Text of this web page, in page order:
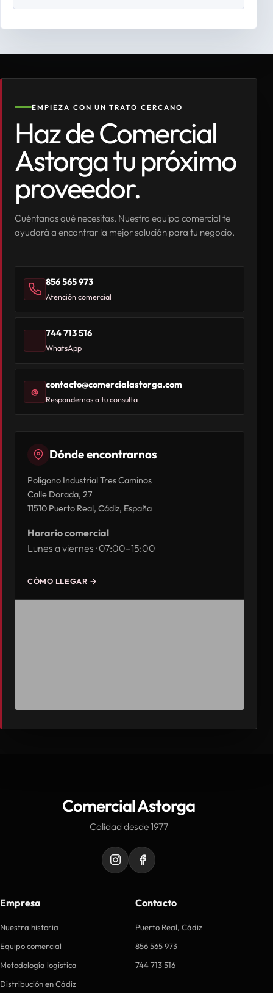
EMPIEZA CON UN TRATO CERCANO
Haz de Comercial
Astorga tu próximo
proveedor.
Cuéntanos qué necesitas. Nuestro equipo comercial te
ayudará a encontrar la mejor solución para tu negocio.
856 565 973
Atención comercial
744 713 516
WhatsApp
@
contacto@comercialastorga.com
Respondemos a tu consulta
Dónde encontrarnos
Polígono Industrial Tres Caminos
Calle Dorada, 27
11510 Puerto Real, Cádiz, España
Horario comercial
Lunes a viernes · 07:00–15:00
CÓMO LLEGAR →
Comercial Astorga
Calidad desde 1977
Empresa
Nuestra historia
Equipo comercial
Metodología logística
Distribución en Cádiz
Contacto
Puerto Real, Cádiz
856 565 973
744 713 516